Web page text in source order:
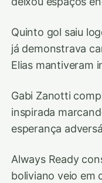
Quinto gol saiu
já demonstrava
Elias mantiveram
Gabi Zanotti
inspirada
esperança
Always Ready
boliviano veio em